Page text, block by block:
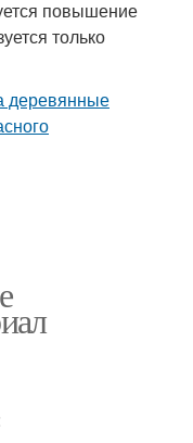
повышение
только